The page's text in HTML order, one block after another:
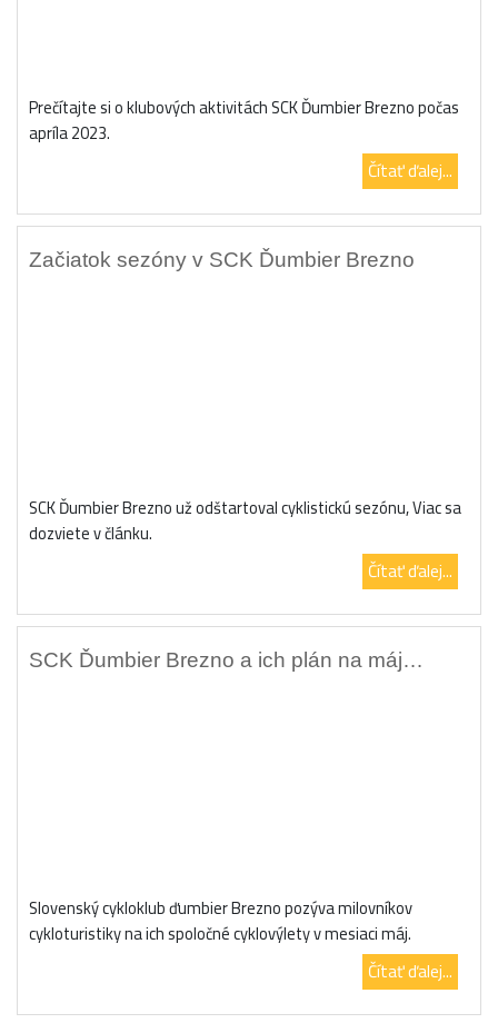
Prečítajte si o klubových aktivitách SCK Ďumbier Brezno počas
apríla 2023.
Čítať ďalej...
Začiatok sezóny v SCK Ďumbier Brezno
SCK Ďumbier Brezno už odštartoval cyklistickú sezónu, Viac sa
dozviete v článku.
Čítať ďalej...
SCK Ďumbier Brezno a ich plán na máj…
Slovenský cykloklub ďumbier Brezno pozýva milovníkov
cykloturistiky na ich spoločné cyklovýlety v mesiaci máj.
Čítať ďalej...